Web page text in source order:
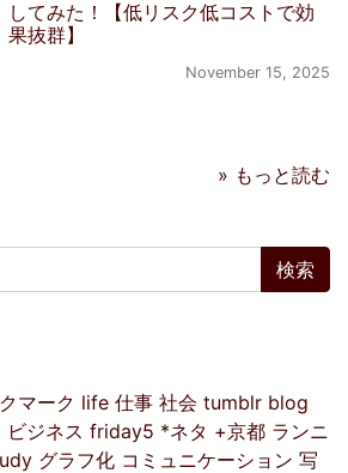
してみた！【低リスク低コストで効
果抜群】
November 15, 2025
» もっと読む
マーク life 仕事 社会 tumblr blog
ビジネス friday5 *ネタ +京都 ランニ
グラフ化 コミュニケーション 写